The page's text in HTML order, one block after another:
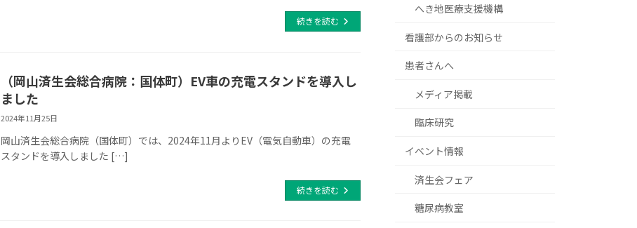
続きを読む
（岡山済生会総合病院：国体町）EV車の充電スタンドを導入し
ました
2024年11月25日
岡山済生会総合病院（国体町）では、2024年11月よりEV（電気自動車）の充電
スタンドを導入しました […]
続きを読む
へき地医療支援機構
看護部からのお知らせ
患者さんへ
メディア掲載
臨床研究
イベント情報
済生会フェア
糖尿病教室